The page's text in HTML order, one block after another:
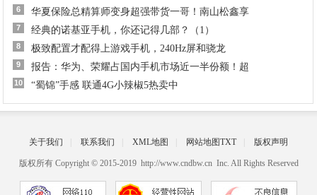
6 华夏保险总精算师变身超强带货一哥！南山松鑫享
7 经典的诺基亚手机，你还记得几部？（1）
8 极致配置才配得上游戏手机，240Hz屏和骁龙
9 报告：华为、荣耀占国内手机市场近一半份额！超
10 “蜀锦”手感 联通4G小辣椒5热卖中
关于我们 联系我们 XML地图 网站地图TXT 版权声明
版权所有 Copyright © 2015-2019 http://www.cndbw.cn Inc. All Rights Reserved